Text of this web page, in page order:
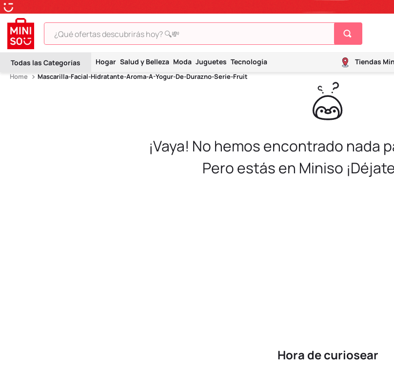
¿Qué ofertas descubrirás hoy? 🔍💸
Hogar Salud y Belleza Moda Juguetes Tecnología Tiendas
Mascarilla-Facial-Hidratante-Aroma-A-Yogur-De-Durazno-Serie-Fruit
¡Vaya! No hemos encontrado nada
Pero estás en Miniso
Hora de curiosear
TÉRMINOS MÁS BUSCADOS